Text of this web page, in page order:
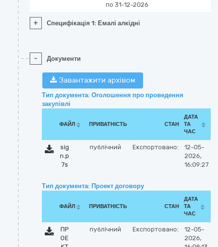
по 31-12-2026
+ Специфікація 1: Емалі алкідні
- Документи
Завантажити архівом
Тип документа: Оголошення про проведення
закупівлі
ФАЙЛ ПРИВАТНІСТЬ СТАН
ДАТА
ТА
ЧАС
sig
n.p
7s
публічний Експортовано:
12-05-
2026,
16:09:27
Тип документа: Проект договору
ФАЙЛ ПРИВАТНІСТЬ СТАН
ДАТА
ТА
ЧАС
ПР
ОЕ
публічний Експортовано:
12-05-
2026,